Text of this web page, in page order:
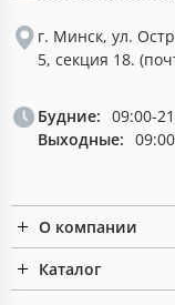
г. Минск, ул.
5, секция 18.
Будние: 09:00-
Выходные:
О компании
Каталог